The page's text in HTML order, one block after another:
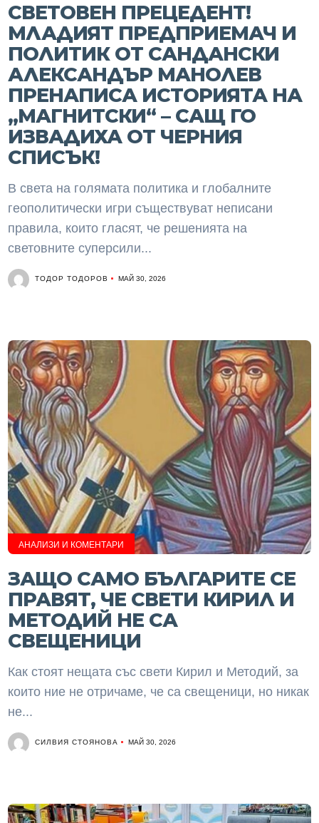
СВЕТОВЕН ПРЕЦЕДЕНТ!
МЛАДИЯТ ПРЕДПРИЕМАЧ И
ПОЛИТИК ОТ САНДАНСКИ
АЛЕКСАНДЪР МАНОЛЕВ
ПРЕНАПИСА ИСТОРИЯТА НА
„МАГНИТСКИ“ – САЩ ГО
ИЗВАДИХА ОТ ЧЕРНИЯ
СПИСЪК!
В света на голямата политика и глобалните
геополитически игри съществуват неписани
правила, които гласят, че решенията на
световните суперсили...
ТОДОР ТОДОРОВ МАЙ 30, 2026
АНАЛИЗИ И КОМЕНТАРИ
ЗАЩО САМО БЪЛГАРИТЕ СЕ
ПРАВЯТ, ЧЕ СВЕТИ КИРИЛ И
МЕТОДИЙ НЕ СА
СВЕЩЕНИЦИ
Как стоят нещата със свети Кирил и Методий, за
които ние не отричаме, че са свещеници, но никак
не...
СИЛВИЯ СТОЯНОВА МАЙ 30, 2026